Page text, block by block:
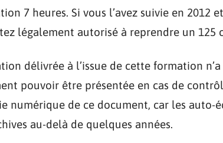
7 heures. Si vous l’avez suivie en 2012
légalement autorisé à reprendre un 125
délivrée à l’issue de cette formation
pouvoir être présentée en cas de
numérique de ce document, car les auto-
au-delà de quelques années.